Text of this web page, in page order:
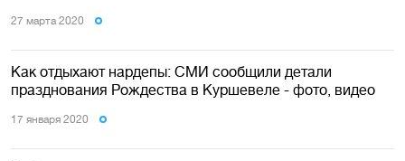
27 марта 2020
Как отдыхают нардепы: СМИ сообщили детали
празднования Рождества в Куршевеле - фото, видео
17 января 2020